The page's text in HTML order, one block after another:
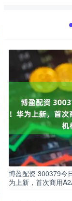
博盈配资 300379今
为上新，首次商用